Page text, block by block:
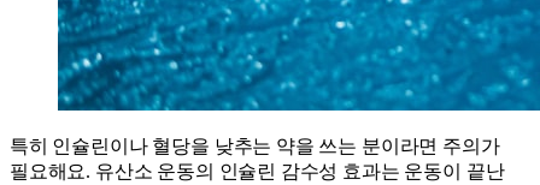
특히 인슐린이나 혈당을 낮추는 약을 쓰는 분이라면 주의가
필요해요. 유산소 운동의 인슐린 감수성 효과는 운동이 끝난